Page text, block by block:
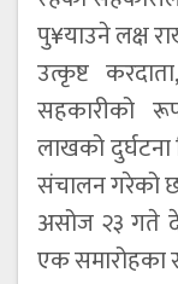
पु¥याउने लक्ष
उत्कृष्ट
सहकारीको
लाखको दुर्घटना
संचालन गरेको
असोज २३ गते
एक समारोहका